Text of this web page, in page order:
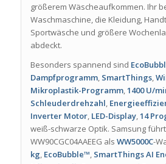
größerem Wäscheaufkommen. Ihr
Waschmaschine, die Kleidung,
Sportwäsche und größere
abdeckt.
Besonders spannend sind
Dampfprogramm, SmartThings,
Mikroplastik-Programm,1400 U/
Schleuderdrehzahl,
Inverter Motor, LED-Display,14
weiß-schwarze Optik. Samsung
WW90CGC04AAEEG als WW5000C-
kg, EcoBubble™, SmartThings AI